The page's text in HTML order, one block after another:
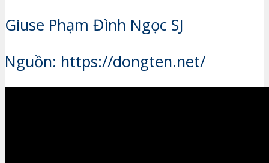
Giuse Phạm Đình Ngọc SJ
Nguồn: https://dongten.net/